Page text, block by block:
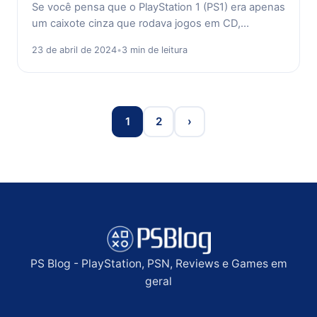
Se você pensa que o PlayStation 1 (PS1) era apenas
um caixote cinza que rodava jogos em CD,…
23 de abril de 2024•3 min de leitura
1 2 ›
PS Blog - PlayStation, PSN, Reviews e Games em
geral